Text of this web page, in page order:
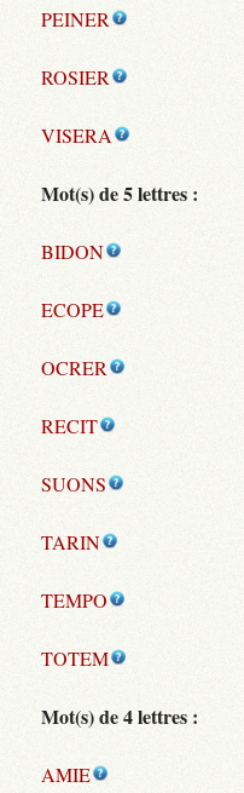
PEINER
ROSIER
VISERA
Mot(s) de 5 lettres :
BIDON
ECOPE
OCRER
RECIT
SUONS
TARIN
TEMPO
TOTEM
Mot(s) de 4 lettres :
AMIE